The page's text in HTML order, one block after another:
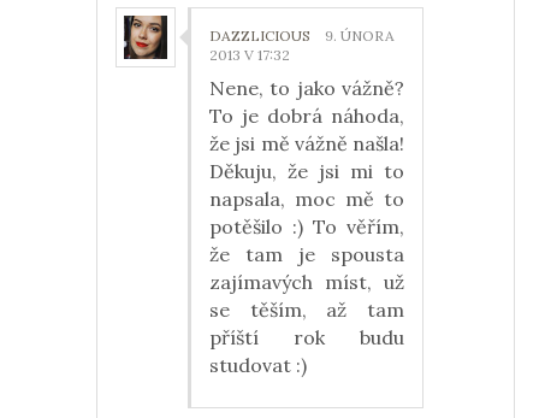
DAZZLICIOUS
9. ÚNORA
2013 V 17:32
Nene, to jako vážně?
To je dobrá náhoda,
že jsi mě vážně našla!
Děkuju, že jsi mi to
napsala, moc mě to
potěšilo :) To věřím,
že tam je spousta
zajímavých míst, už
se těším, až tam
příští rok budu
studovat :)